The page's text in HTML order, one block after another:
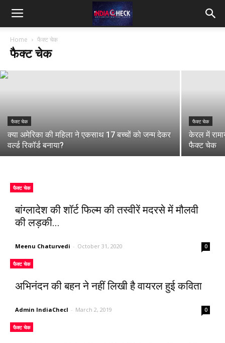
IndiaCheck
Home फैक्ट चेक
फैक्ट चेक
FACT CHECK: इंडिया गेट पर लिखे शहीदों के नामों
पर ओवैसी के दावे का सच
Gyan Srivastava
फैक्ट चेक
क्या अमेरिका की महिला ने एकसाथ 17 बच्चों को जन्म देकर
वर्ल्ड रिकॉर्ड बनाया?
फैक्ट चेक
केरल में
फैक्ट चेक
फैक्ट चेक
बांग्लादेश की शॉर्ट फिल्म की तस्वीरें मदरसे में मौलवी
की लड़की...
Meenu Chaturvedi - October 31, 2020 0
फैक्ट चेक
अभिनंदन की बहन ने नहीं लिखी है वायरल हुई कविता
Admin IndiaChecl - March 2, 2019 0
फैक्ट चेक